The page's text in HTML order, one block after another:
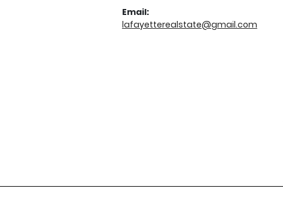
Email:
lafayetterealstate@gmail.com